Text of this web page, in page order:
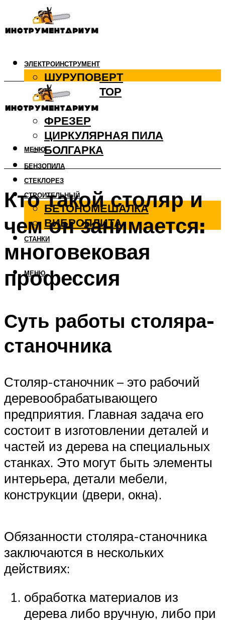
ЭЛЕКТРОИНСТРУМЕНТ
ШУРУПОВЕРТ
ПЕРФОРАТОР
ДРЕЛЬ
ФРЕЗЕР
ЦИРКУЛЯРНАЯ ПИЛА
БОЛГАРКА
БЕНЗОПИЛА
СТЕКЛОРЕЗ
СТРОИТЕЛЬНЫЙ
БЕТОНОМЕШАЛКА
ВИБРОПЛИТА
СТАНКИ
МЕНЮ
МЕНЮ
Кто такой столяр и
чем он занимается:
многовековая
профессия
Суть работы столяра-
станочника
Столяр-станочник – это рабочий
деревообрабатывающего
предприятия. Главная задача его
состоит в изготовлении деталей и
частей из дерева на специальных
станках. Это могут быть элементы
интерьера, детали мебели,
конструкции (двери, окна).
Обязанности столяра-станочника
заключаются в нескольких
действиях:
обработка материалов из
дерева либо вручную, либо при